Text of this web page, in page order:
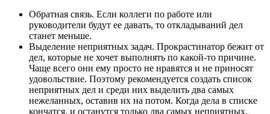
Обратная связь. Если коллеги по работе или
руководители будут ее давать, то откладываний дел
станет меньше.
Выделение неприятных задач. Прокрастинатор бежит от
дел, которые не хочет выполнять по какой-то причине.
Чаще всего они ему просто не нравятся и не приносят
удовольствие. Поэтому рекомендуется создать список
неприятных дел и среди них выделить два самых
нежеланных, оставив их на потом. Когда дела в списке
кончатся, и останутся только два самых неприятных,